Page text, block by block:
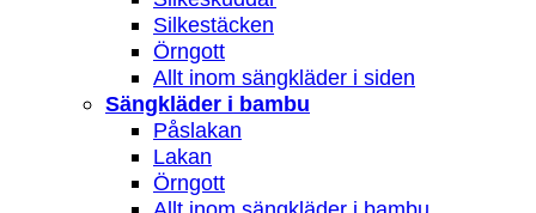
Silkestäcken
Örngott
Allt inom sängkläder i siden
Sängkläder i bambu
Påslakan
Lakan
Örngott